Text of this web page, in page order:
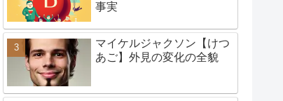
事実
マイケルジャクソン【けつ
あご】外見の変化の全貌